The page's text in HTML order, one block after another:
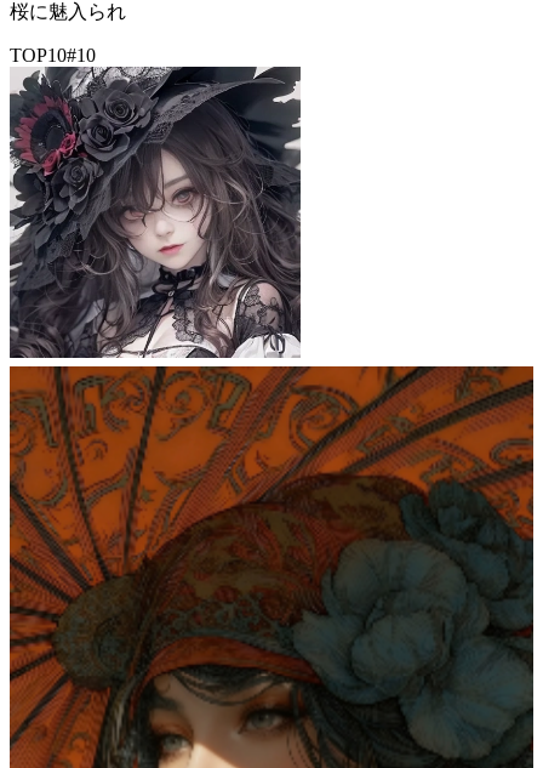
桜に魅入られ
TOP10#10
狐乃尾タマモ
35